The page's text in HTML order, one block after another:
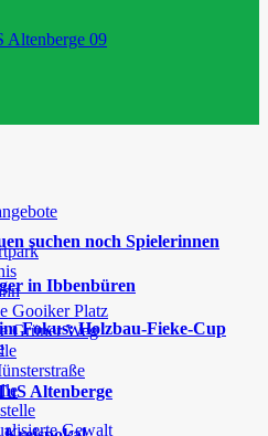
Gooiker Platz
Grüner Weg
Gewalt
suchen noch Spielerinnen
in Ibbenbüren
Fokus: Holzbau-Fieke-Cup
Altenberge